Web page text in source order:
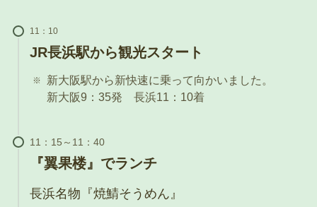
11：10
JR長浜駅から観光スタート
新大阪駅から新快速に乗って向かいました。
新大阪9：35発 長浜11：10着
『翼果楼』でランチ
長浜名物『焼鯖そうめん』